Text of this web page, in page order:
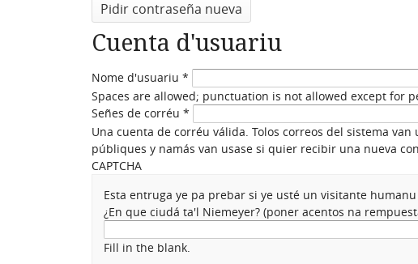
Pidir contraseña nueva
Cuenta d'usuariu
Nome d'usuariu *
Spaces are allowed; punctuation is not allowed except for
Señes de corréu *
Una cuenta de corréu válida. Tolos correos del sistema
públiques y namás van usase si quier recibir una nueva
CAPTCHA
Esta entruga ye pa prebar si ye usté un visitante
¿En que ciudá ta'l Niemeyer? (poner acentos na
Fill in the blank.